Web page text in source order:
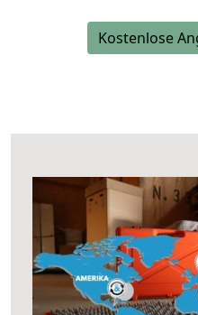
Kostenlose